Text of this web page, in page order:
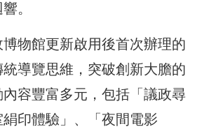
。
物館更新啟用後首次辦理的
導覽思維，突破創新大膽的
容豐富多元，包括「議政尋
印體驗」、「夜間電影